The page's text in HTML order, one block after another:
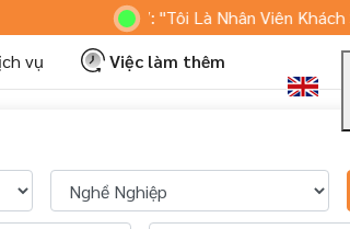
Hoteljob MV: "Tôi Là Nhân Viên Khách Sạn":
vụ
Việc làm thêm